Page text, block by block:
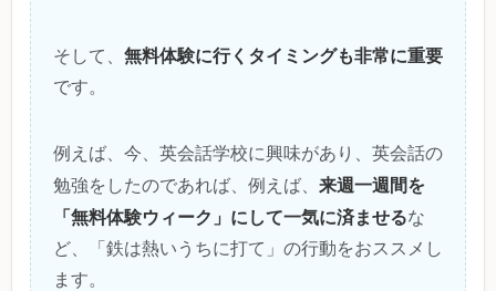
そして、 無料体験に行くタイミングも非常に重要
です。
例えば、今、英会話学校に興味があり、英会話の
勉強をしたのであれば、例えば、 来週一週間を
「無料体験ウィーク」にして一気に済ませるな
ど、「鉄は熱いうちに打て」の行動をおススメし
ます。